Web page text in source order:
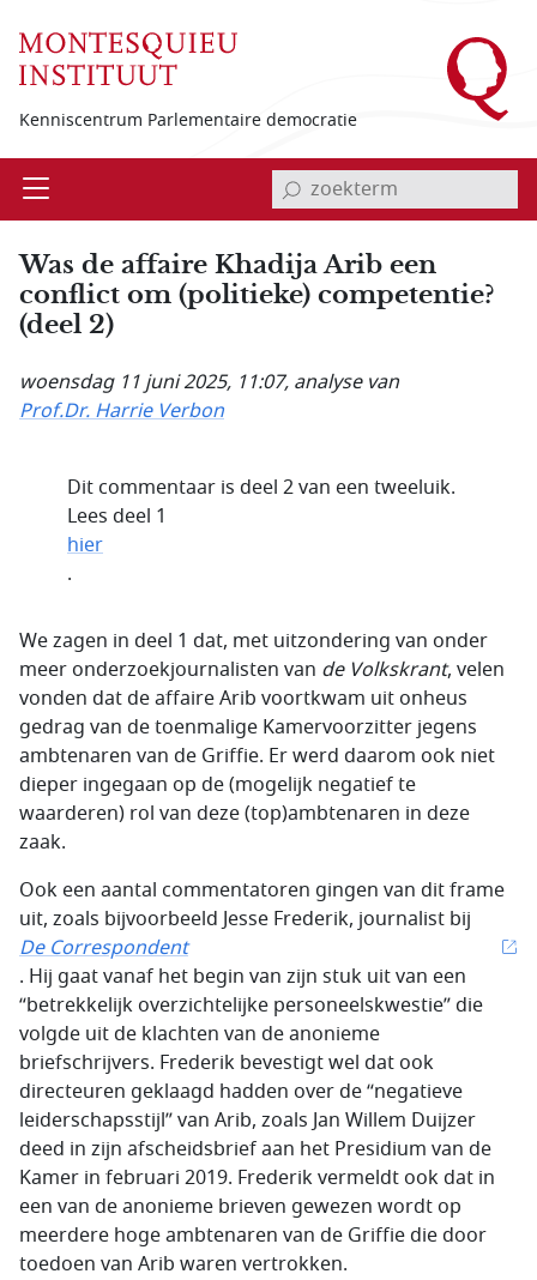
Kenniscentrum Parlementaire democratie
Open invoerveld zoekterm
Was de affaire Khadija Arib een
conflict om (politieke) competentie?
(deel 2)
woensdag 11 juni 2025, 11:07, analyse van
Prof.Dr. Harrie Verbon
Dit commentaar is deel 2 van een tweeluik.
Lees deel 1
hier
.
We zagen in deel 1 dat, met uitzondering van onder
meer onderzoekjournalisten van de Volkskrant, velen
vonden dat de affaire Arib voortkwam uit onheus
gedrag van de toenmalige Kamervoorzitter jegens
ambtenaren van de Griffie. Er werd daarom ook niet
dieper ingegaan op de (mogelijk negatief te
waarderen) rol van deze (top)ambtenaren in deze
zaak.
Ook een aantal commentatoren gingen van dit frame
uit, zoals bijvoorbeeld Jesse Frederik, journalist bij
De Correspondent
. Hij gaat vanaf het begin van zijn stuk uit van een
“betrekkelijk overzichtelijke personeelskwestie” die
volgde uit de klachten van de anonieme
briefschrijvers. Frederik bevestigt wel dat ook
directeuren geklaagd hadden over de “negatieve
leiderschapsstijl” van Arib, zoals Jan Willem Duijzer
deed in zijn afscheidsbrief aan het Presidium van de
Kamer in februari 2019. Frederik vermeldt ook dat in
een van de anonieme brieven gewezen wordt op
meerdere hoge ambtenaren van de Griffie die door
toedoen van Arib waren vertrokken.